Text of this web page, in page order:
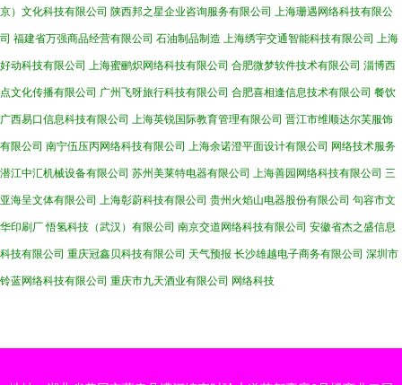
京）文化科技有限公司 陕西邦之星企业咨询服务有限公司 上海珊遇网络科技有限公
司 福建省万强商品经营有限公司 石油制品制造 上海绣宇交通智能科技有限公司 上海
好动科技有限公司 上海蜜鹂炽网络科技有限公司 合肥微梦软件技术有限公司 淄博西
点文化传播有限公司 广州飞呀旅行科技有限公司 合肥喜相逢信息技术有限公司 餐饮
广西易口信息科技有限公司 上海英锐国际教育管理有限公司 晋江市维顺达尔芙服饰
有限公司 南宁伍压丙网络科技有限公司 上海余诺澄平面设计有限公司 网络技术服务
潜江中汇机械设备有限公司 苏州美莱特电器有限公司 上海善园网络科技有限公司 三
亚海呈文体有限公司 上海彰蔚科技有限公司 贵州火焰山电器股份有限公司 句容市文
华印刷厂 悟氢科技（武汉）有限公司 南京交道网络科技有限公司 安徽省杰之盛信息
科技有限公司 重庆冠鑫贝科技有限公司 天气预报 长沙雄越电子商务有限公司 深圳市
铃蓝网络科技有限公司 重庆市九天酒业有限公司 网络科技